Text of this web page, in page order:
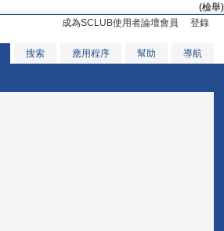
(檢舉)
成為SCLUB使用者論壇會員
登錄
搜索 應用程序 幫助 導航